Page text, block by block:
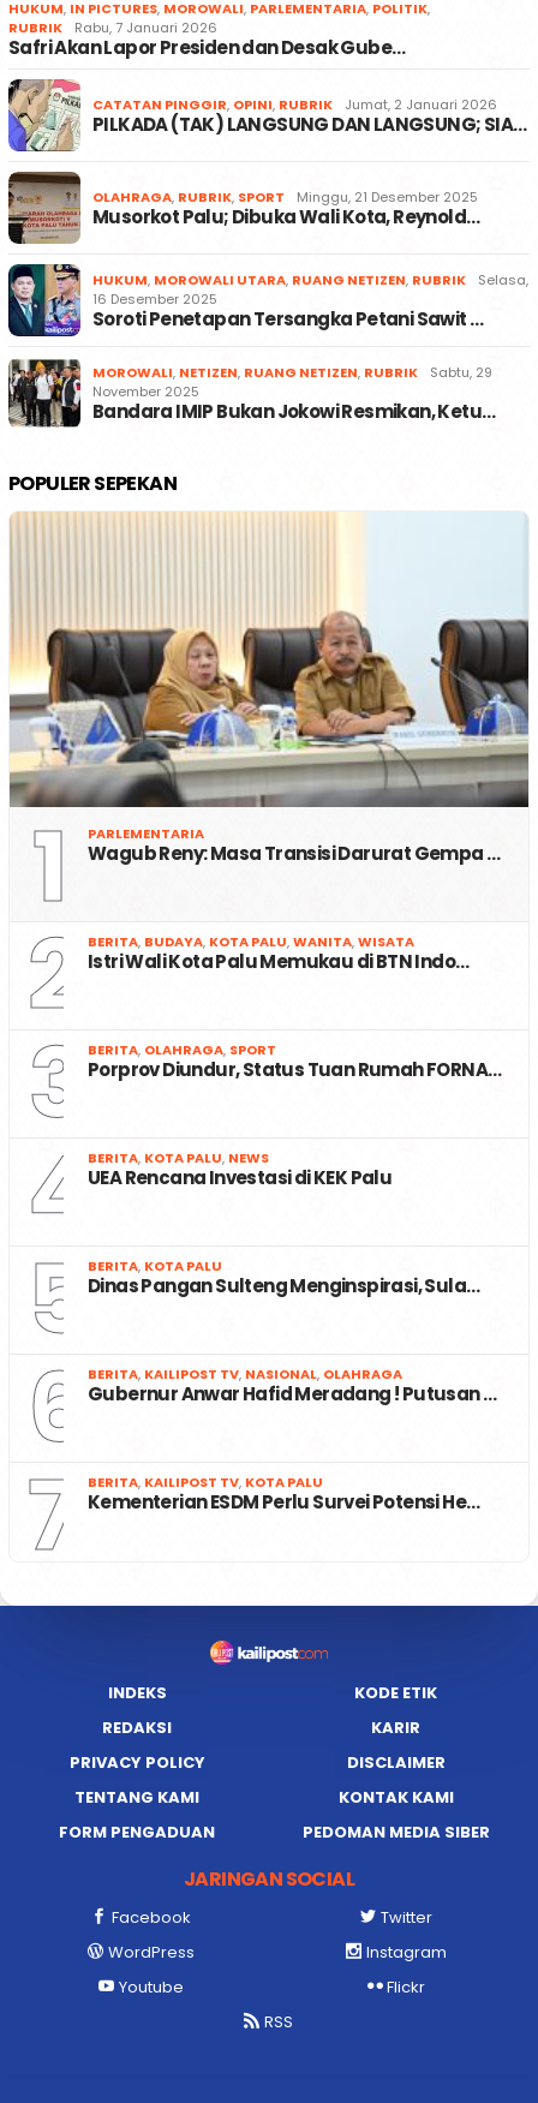
HUKUM, IN PICTURES, MOROWALI, PARLEMENTARIA, POLITIK,
RUBRIK
Rabu, 7 Januari 2026
Safri Akan Lapor Presiden dan Desak Gube…
CATATAN PINGGIR, OPINI, RUBRIK Jumat, 2 Januari 2026
PILKADA (TAK) LANGSUNG DAN LANGSUNG; SIA…
OLAHRAGA, RUBRIK, SPORT Minggu, 21 Desember 2025
Musorkot Palu; Dibuka Wali Kota, Reynold…
HUKUM, MOROWALI UTARA, RUANG NETIZEN, RUBRIK
Selasa,
16 Desember 2025
Soroti Penetapan Tersangka Petani Sawit …
MOROWALI, NETIZEN, RUANG NETIZEN, RUBRIK
Sabtu, 29
November 2025
Bandara IMIP Bukan Jokowi Resmikan, Ketu…
POPULER SEPEKAN
1 PARLEMENTARIA
Wagub Reny: Masa Transisi Darurat Gempa …
2 BERITA, BUDAYA, KOTA PALU,WANITA,WISATA
Istri Wali Kota Palu Memukau di BTN Indo…
3 BERITA, OLAHRAGA, SPORT
Porprov Diundur, Status Tuan Rumah FORNA…
4 BERITA, KOTA PALU, NEWS
UEA Rencana Investasi di KEK Palu
5 BERITA, KOTA PALU
Dinas Pangan Sulteng Menginspirasi, Sula…
6 BERITA, KAILIPOST TV, NASIONAL, OLAHRAGA
Gubernur Anwar Hafid Meradang ! Putusan …
7 BERITA, KAILIPOST TV, KOTA PALU
Kementerian ESDM Perlu Survei Potensi He…
INDEKS
KODE ETIK
REDAKSI
KARIR
PRIVACY POLICY
DISCLAIMER
TENTANG KAMI
KONTAK KAMI
FORM PENGADUAN
PEDOMAN MEDIA SIBER
JARINGAN SOCIAL
Facebook
Twitter
WordPress
Instagram
Youtube
Flickr
RSS